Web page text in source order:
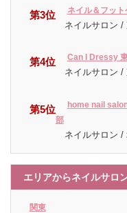
第3位 ネイル＆フッ
ネイルサロン /
第4位 Can I Dressy
ネイルサロン /
第5位
home nail
部
ネイルサロン /
エリアからネイルサロ
関東